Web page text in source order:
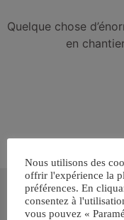
Quelque chose
en
Inscrivez-
recevoir votre
Nous utilisons des
offrir l'expérience la
préférences. En
consentez à
vous pouvez «